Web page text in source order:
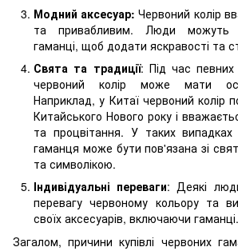
Модний аксесуар: Червоний колір
та привабливим. Люди можуть
гаманці, щоб додати яскравості та
Свята та традиції: Під час
червоний колір може мати
Наприклад, у Китаї червоний колір
Китайського Нового року і
та процвітання. У таких випадках
гаманця може бути пов'язана зі
та символікою.
Індивідуальні переваги: Деякі
перевагу червоному кольору та
своїх аксесуарів, включаючи гаманці.
Загалом, причини купівлі червоних